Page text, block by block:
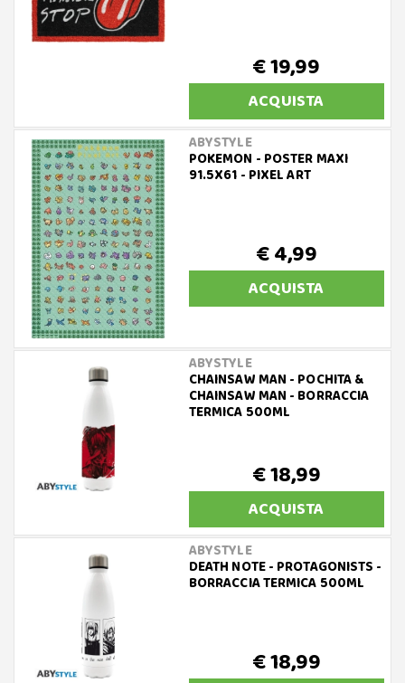
€ 19,99
ACQUISTA
ABYSTYLE
POKEMON - POSTER MAXI
91.5X61 - PIXEL ART
€ 4,99
ACQUISTA
ABYSTYLE
CHAINSAW MAN - POCHITA &
CHAINSAW MAN - BORRACCIA
TERMICA 500ML
€ 18,99
ACQUISTA
ABYSTYLE
DEATH NOTE - PROTAGONISTS -
BORRACCIA TERMICA 500ML
€ 18,99